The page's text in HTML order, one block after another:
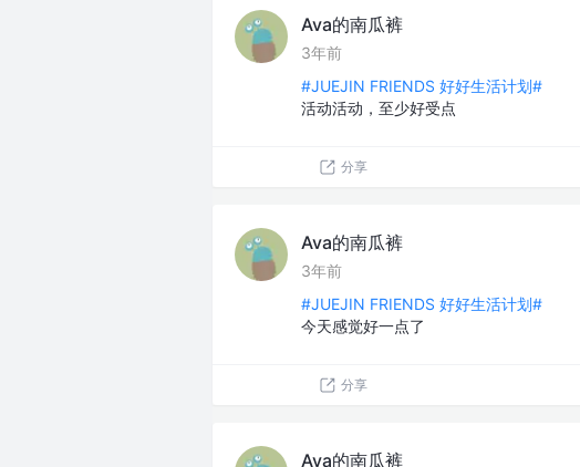
Ava的南瓜裤
3年前
#JUEJIN FRIENDS 好好生活计划#
活动活动，至少好受点
分享
Ava的南瓜裤
3年前
#JUEJIN FRIENDS 好好生活计划#
今天感觉好一点了
分享
Ava的南瓜裤